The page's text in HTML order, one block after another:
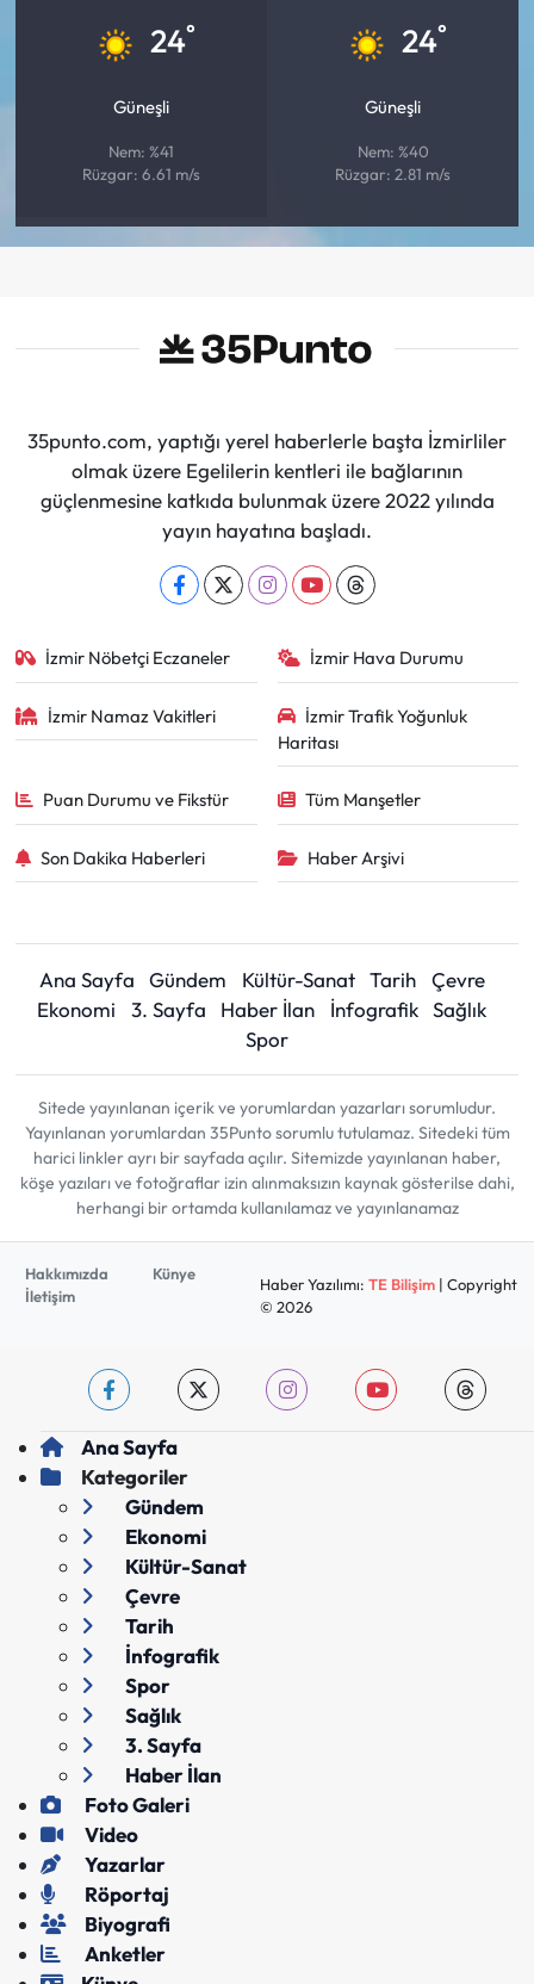
24°
Güneşli
Nem: %41
Rüzgar: 6.61 m/s
24°
Güneşli
Nem: %40
Rüzgar: 2.81 m/s
35punto.com, yaptığı yerel haberlerle başta İzmirliler
olmak üzere Egelilerin kentleri ile bağlarının
güçlenmesine katkıda bulunmak üzere 2022 yılında
yayın hayatına başladı.
İzmir Nöbetçi Eczaneler İzmir Hava Durumu
İzmir Namaz Vakitleri
İzmir Trafik Yoğunluk
Haritası
Puan Durumu ve Fikstür Tüm Manşetler
Son Dakika Haberleri Haber Arşivi
Ana Sayfa Gündem Kültür-Sanat Tarih
Çevre
Ekonomi
3. Sayfa Haber İlan İnfografik Sağlık
Spor
Sitede yayınlanan içerik ve yorumlardan yazarları sorumludur.
Yayınlanan yorumlardan 35Punto sorumlu tutulamaz. Sitedeki tüm
harici linkler ayrı bir sayfada açılır. Sitemizde yayınlanan haber,
köşe yazıları ve fotoğraflar izin alınmaksızın kaynak gösterilse dahi,
herhangi bir ortamda kullanılamaz ve yayınlanamaz
Hakkımızda
Künye
İletişim
Haber Yazılımı: TE Bilişim| Copyright
© 2026
Ana Sayfa
Kategoriler
Gündem
Ekonomi
Kültür-Sanat
Çevre
Tarih
İnfografik
Spor
Sağlık
3. Sayfa
Haber İlan
Foto Galeri
Video
Yazarlar
Röportaj
Biyografi
Anketler